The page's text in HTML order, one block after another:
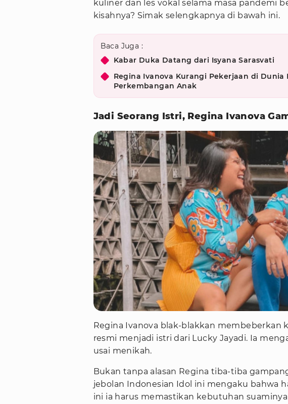
kuliner dan les vokal selama masa pandemi
kisahnya? Simak selengkapnya di bawah ini.
Baca Juga :
Kabar Duka Datang dari Isyana Sarasvati
Regina Ivanova Kurangi Pekerjaan di
Perkembangan Anak
Jadi Seorang Istri, Regina Ivanova
Regina Ivanova blak-blakkan membeberkan
resmi menjadi istri dari Lucky Jayadi. Ia
usai menikah.
Bukan tanpa alasan Regina tiba-tiba
jebolan Indonesian Idol ini mengaku bahwa
ini ia harus memastikan kebutuhan